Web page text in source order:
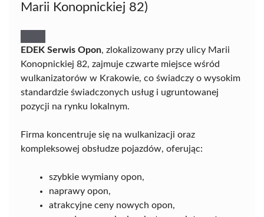
Marii Konopnickiej 82)
EDEK Serwis Opon, zlokalizowany przy ulicy Marii
Konopnickiej 82, zajmuje czwarte miejsce wśród
wulkanizatorów w Krakowie, co świadczy o wysokim
standardzie świadczonych usług i ugruntowanej
pozycji na rynku lokalnym.
Firma koncentruje się na wulkanizacji oraz
kompleksowej obsłudze pojazdów, oferując:
szybkie wymiany opon,
naprawy opon,
atrakcyjne ceny nowych opon,